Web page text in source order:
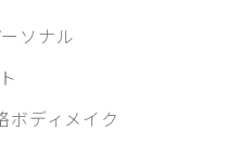
ソナル
ボディメイク